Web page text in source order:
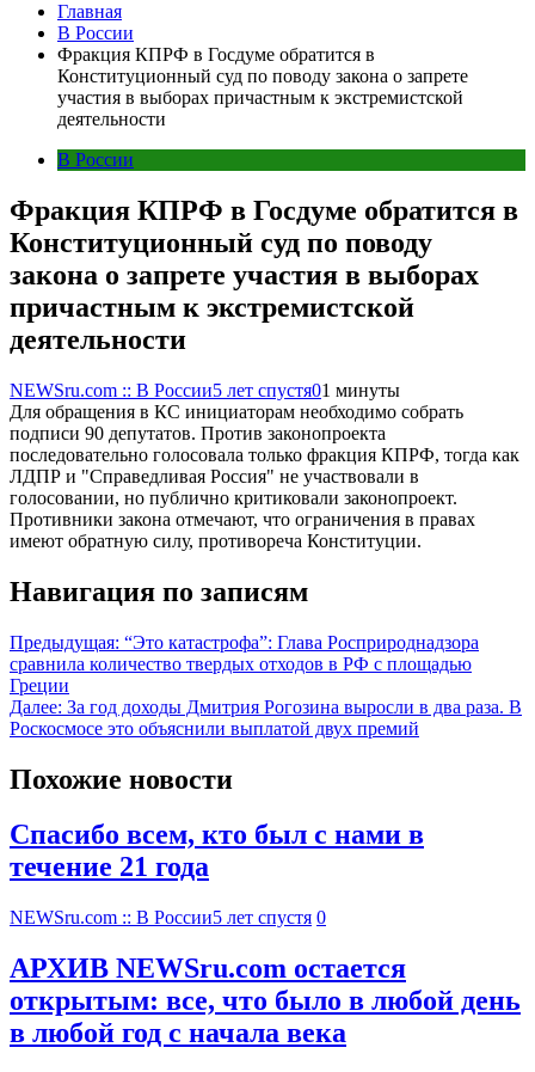
Главная
В России
Фракция КПРФ в Госдуме обратится в
Конституционный суд по поводу закона о запрете
участия в выборах причастным к экстремистской
деятельности
В России
Фракция КПРФ в Госдуме обратится в
Конституционный суд по поводу
закона о запрете участия в выборах
причастным к экстремистской
деятельности
NEWSru.com :: В России5 лет спустя01 минуты
Для обращения в КС инициаторам необходимо собрать
подписи 90 депутатов. Против законопроекта
последовательно голосовала только фракция КПРФ, тогда как
ЛДПР и "Справедливая Россия" не участвовали в
голосовании, но публично критиковали законопроект.
Противники закона отмечают, что ограничения в правах
имеют обратную силу, противореча Конституции.
Навигация по записям
Предыдущая: “Это катастрофа”: Глава Росприроднадзора
сравнила количество твердых отходов в РФ с площадью
Греции
Далее: За год доходы Дмитрия Рогозина выросли в два раза. В
Роскосмосе это объяснили выплатой двух премий
Похожие новости
Спасибо всем, кто был с нами в
течение 21 года
NEWSru.com :: В России5 лет спустя 0
АРХИВ NEWSru.com остается
открытым: все, что было в любой день
в любой год с начала века